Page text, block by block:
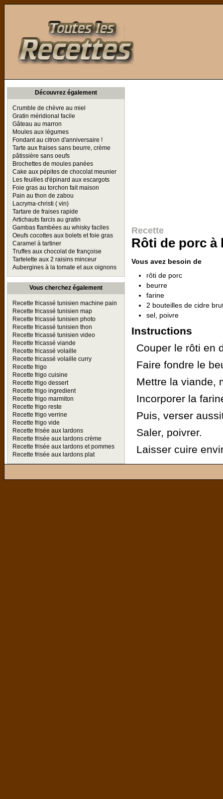
Découvrez également
Crumble de chèvre au miel
Gratin méridional facile
Gâteau au marron
Moules aux légumes
Fondant au citron d'anniversaire !
Tarte aux fraises sans beurre, crème
pâtissière sans oeufs
Brochettes de moules panées
Cake aux pépites de chocolat meunier
Les feuilles d'épinard aux escargots
Foie gras au torchon fait maison
Pain au thon de zabou
Lacryma-christi ( vin)
Tartare de fraises rapide
Artichauts farcis au gratin
Gambas flambées au whisky faciles
Oeufs cocottes aux bolets et foie gras
Caramel à tartiner
Truffes aux chocolat de françoise
Tartelette aux 2 raisins minceur
Aubergines à la tomate et aux oignons
Vous cherchez également
Recette fricassé tunisien machine pain
Recette fricassé tunisien map
Recette fricassé tunisien photo
Recette fricassé tunisien thon
Recette fricassé tunisien video
Recette fricassé viande
Recette fricassé volaille
Recette fricassé volaille curry
Recette frigo
Recette frigo cuisine
Recette frigo dessert
Recette frigo ingredient
Recette frigo marmiton
Recette frigo reste
Recette frigo verrine
Recette frigo vide
Recette frisée aux lardons
Recette frisée aux lardons crème
Recette frisée aux lardons et pommes
Recette frisée aux lardons plat
Recette
Rôti de porc à
Vous avez besoin de
rôti de porc
beurre
farine
2 bouteilles de cidre
sel, poivre
Instructions
Couper le rôti en
Faire fondre le
Mettre la viande,
Incorporer la
Puis, verser
Saler, poivrer.
Laisser cuire